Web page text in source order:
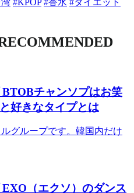
#KPOP #香水 #ダイエット
BTOBチャンソプはお笑
好きなタイプとは
グループです。韓国内だけ
EXO（エクソ）のダンス